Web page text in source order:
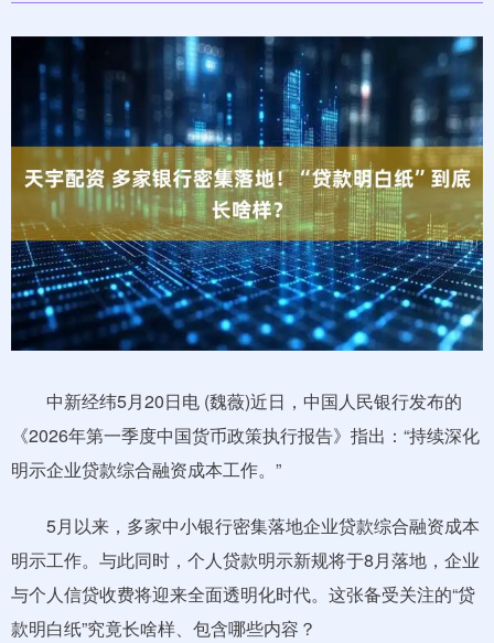
中新经纬5月20日电 (魏薇)近日，中国人民银行发布的
《2026年第一季度中国货币政策执行报告》指出：“持续深化
明示企业贷款综合融资成本工作。”
5月以来，多家中小银行密集落地企业贷款综合融资成本
明示工作。与此同时，个人贷款明示新规将于8月落地，企业
与个人信贷收费将迎来全面透明化时代。这张备受关注的“贷
款明白纸”究竟长啥样、包含哪些内容？